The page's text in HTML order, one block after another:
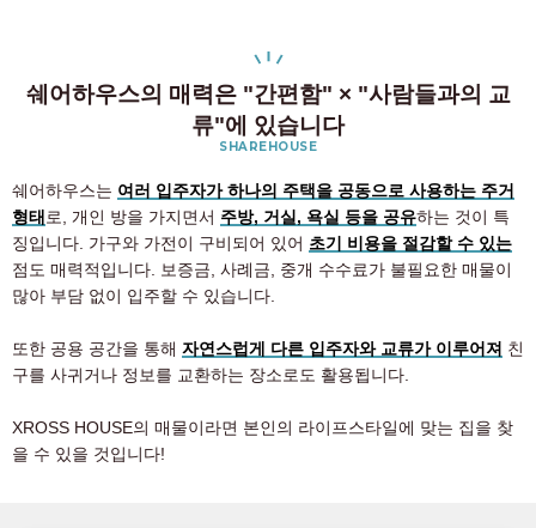
쉐어하우스의 매력은 "간편함" × "사람들과의 교
류"에 있습니다
SHAREHOUSE
쉐어하우스는 여러 입주자가 하나의 주택을 공동으로 사용하는 주거
형태 로, 개인 방을 가지면서 주방, 거실, 욕실 등을 공유하는 것이 특
징입니다. 가구와 가전이 구비되어 있어 초기 비용을 절감할 수 있는
점도 매력적입니다. 보증금, 사례금, 중개 수수료가 불필요한 매물이
많아 부담 없이 입주할 수 있습니다.
또한 공용 공간을 통해 자연스럽게 다른 입주자와 교류가 이루어져 친
구를 사귀거나 정보를 교환하는 장소로도 활용됩니다.
XROSS HOUSE의 매물이라면 본인의 라이프스타일에 맞는 집을 찾
을 수 있을 것입니다!